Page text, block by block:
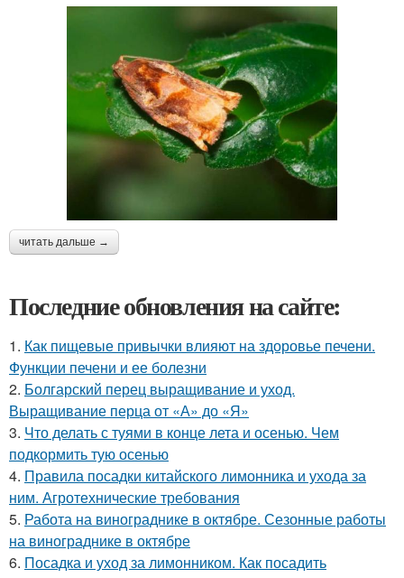
читать дальше →
Последние обновления на сайте:
1. Как пищевые привычки влияют на здоровье печени.
Функции печени и ее болезни
2. Болгарский перец выращивание и уход.
Выращивание перца от «А» до «Я»
3. Что делать с туями в конце лета и осенью. Чем
подкормить тую осенью
4. Правила посадки китайского лимонника и ухода за
ним. Агротехнические требования
5. Работа на винограднике в октябре. Сезонные работы
на винограднике в октябре
6. Посадка и уход за лимонником. Как посадить